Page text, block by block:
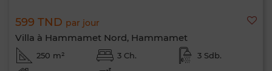
599 TND par jour
Villa à Hammamet Nord, Hammamet
250 m² 3 Ch. 3 Sdb.